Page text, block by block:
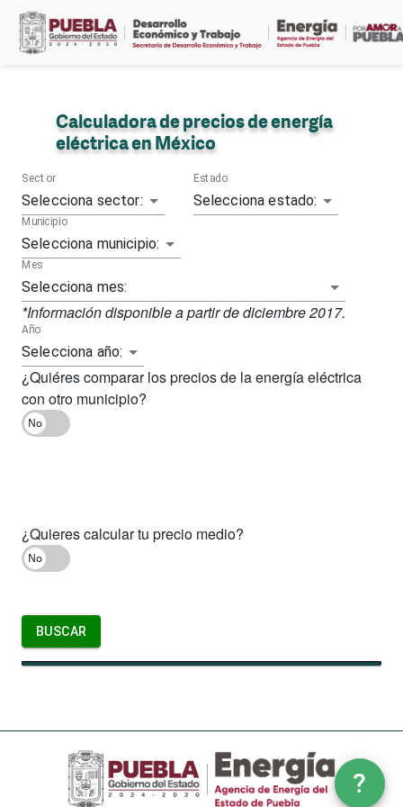
Calculadora de precios de energía
eléctrica en México
Sector
Selecciona sector:
Estado
Selecciona estado:
Municipio
Selecciona municipio:
Mes
Selecciona mes:
*Información disponible a partir de diciembre 2017.
Año
Selecciona año:
¿Quiéres comparar los precios de la energía eléctrica
con otro municipio?
¿Quieres calcular tu precio medio?
Buscar
BUSCAR
?